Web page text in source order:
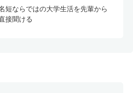
短ならではの大学生活を先輩から
接聞ける